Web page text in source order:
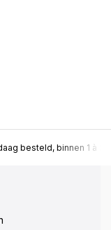
besteld, binnen 1 à 2